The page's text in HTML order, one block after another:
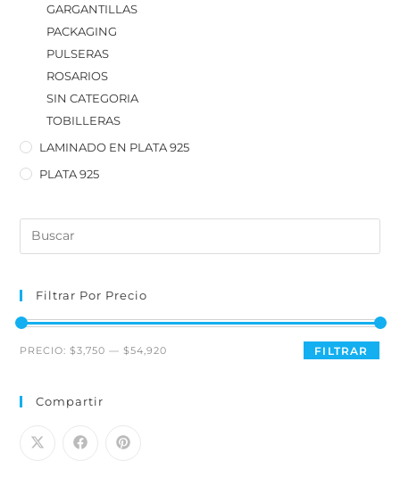
GARGANTILLAS
PACKAGING
PULSERAS
ROSARIOS
SIN CATEGORIA
TOBILLERAS
LAMINADO EN PLATA 925
PLATA 925
Filtrar Por Precio
FILTRAR
PRECIO:$3,750 —$54,920
Compartir